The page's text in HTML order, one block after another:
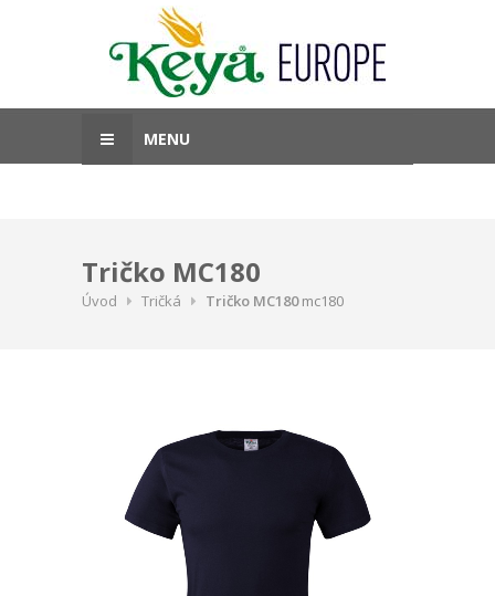
MENU
Tričko MC180
Úvod Tričká Tričko MC180mc180